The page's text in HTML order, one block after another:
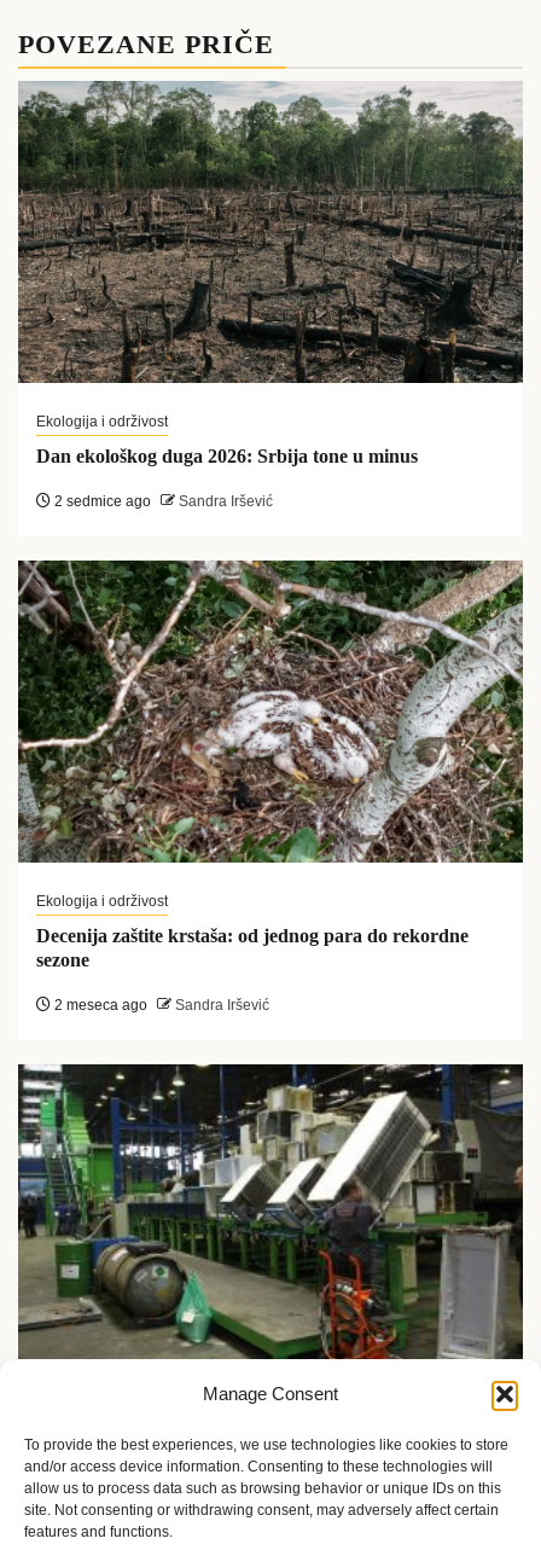
Manage Consent
To provide the best experiences, we use technologies like cookies to store
and/or access device information. Consenting to these technologies will
allow us to process data such as browsing behavior or unique IDs on this
site. Not consenting or withdrawing consent, may adversely affect certain
features and functions.
POVEZANE PRIČE
Ekologija i održivost
Dan ekološkog duga 2026: Srbija tone u minus
2 sedmice ago Sandra Iršević
Ekologija i održivost
Decenija zaštite krstaša: od jednog para do rekordne
sezone
2 meseca ago Sandra Iršević
Recikleri u Srbiji: šta donosi nova Uredba za 2026–2028?
2 meseca ago Sandra Iršević